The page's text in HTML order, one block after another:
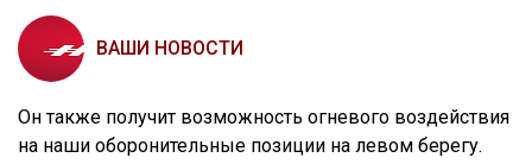
ВАШИ НОВОСТИ
Он также получит возможность огневого воздействия
на наши оборонительные позиции на левом берегу.